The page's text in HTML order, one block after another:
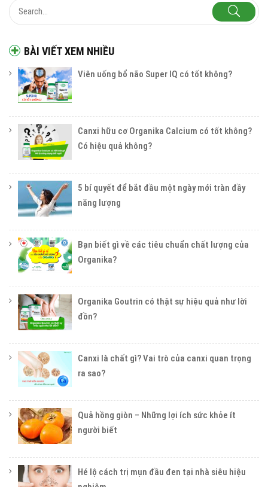
BÀI VIẾT XEM NHIỀU
Viên uống bổ não Super IQ có tốt không?
Canxi hữu cơ Organika Calcium có tốt không?
Có hiệu quả không?
5 bí quyết để bắt đầu một ngày mới tràn đầy
năng lượng
Bạn biết gì về các tiêu chuẩn chất lượng của
Organika?
Organika Goutrin có thật sự hiệu quả như lời
đồn?
Canxi là chất gì? Vai trò của canxi quan trọng
ra sao?
Quả hồng giòn – Những lợi ích sức khỏe ít
người biết
Hé lộ cách trị mụn đầu đen tại nhà siêu hiệu